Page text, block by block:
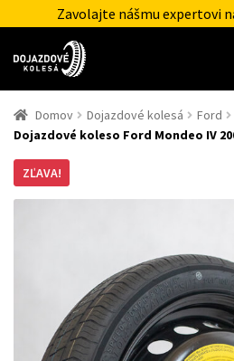
Zavolajte nášmu expertovi
Domov Dojazdové kolesá Ford
Dojazdové koleso Ford Mondeo IV
ZĽAVA!